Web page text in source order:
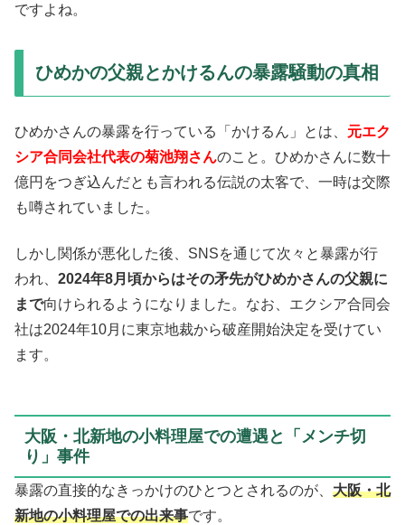
ですよね。
ひめかの父親とかけるんの暴露騒動の真相
ひめかさんの暴露を行っている「かけるん」とは、 元エク
シア合同会社代表の菊池翔さんのこと。ひめかさんに数十
億円をつぎ込んだとも言われる伝説の太客で、一時は交際
も噂されていました。
しかし関係が悪化した後、SNSを通じて次々と暴露が行
われ、 2024年8月頃からはその矛先がひめかさんの父親に
まで向けられるようになりました。なお、エクシア合同会
社は2024年10月に東京地裁から破産開始決定を受けてい
ます。
大阪・北新地の小料理屋での遭遇と「メンチ切
り」事件
暴露の直接的なきっかけのひとつとされるのが、 大阪・北
新地の小料理屋での出来事です。